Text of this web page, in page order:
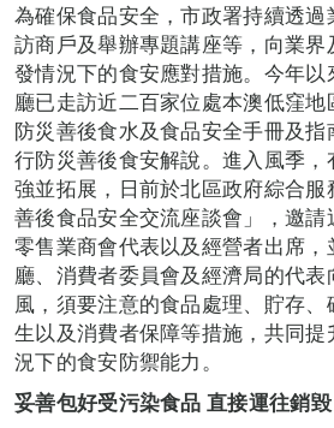
為確保食品安全，市政署持續透
訪商戶及舉辦專題講座等，向業
發情況下的食安應對措施。今年
廳已走訪近二百家位處本澳低窪
防災善後食水及食品安全手冊及
行防災善後食安解說。進入風季
強並拓展，日前於北區政府綜合
善後食品安全交流座談會」，邀請
零售業商會代表以及經營者出席
廳、消費者委員會及經濟局的代
風，須要注意的食品處理、貯存
生以及消費者保障等措施，共同
況下的食安防禦能力。
妥善包好受污染食品直接運往銷毀